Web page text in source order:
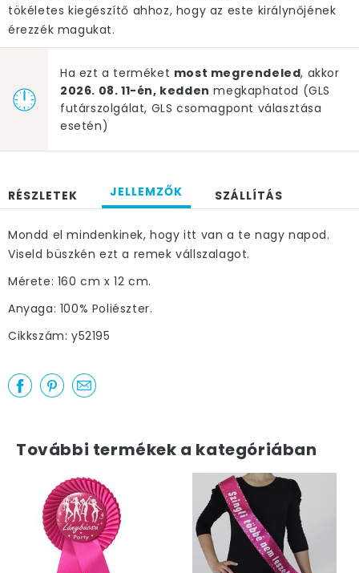
tökéletes kiegészítő ahhoz, hogy az este királynőjének
érezzék magukat.
Ha ezt a terméket most megrendeled, akkor
2026. 08. 11-én, kedden megkaphatod (GLS
futárszolgálat, GLS csomagpont választása
esetén)
RÉSZLETEK JELLEMZŐK SZÁLLÍTÁS
Mondd el mindenkinek, hogy itt van a te nagy napod.
Viseld büszkén ezt a remek vállszalagot.
Mérete: 160 cm x 12 cm.
Anyaga: 100% Poliészter.
Cikkszám: y52195
További termékek a kategóriában